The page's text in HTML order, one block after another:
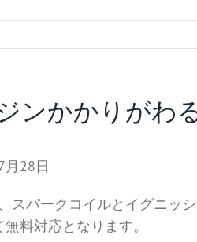
ンかかりがわ
28日
パークコイルとイグニッ
料対応となります。